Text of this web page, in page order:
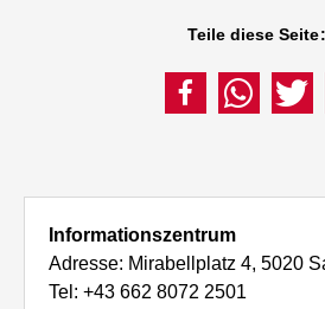
Teile diese Seite:
Informationszentrum
Adresse: Mirabellplatz 4, 5020
Tel: +43 662 8072 2501